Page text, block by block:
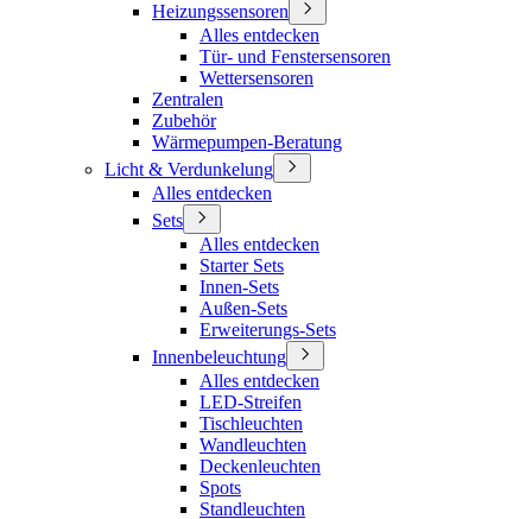
Heizungssensoren
Alles entdecken
Tür- und Fenstersensoren
Wettersensoren
Zentralen
Zubehör
Wärmepumpen-Beratung
Licht & Verdunkelung
Alles entdecken
Sets
Alles entdecken
Starter Sets
Innen-Sets
Außen-Sets
Erweiterungs-Sets
Innenbeleuchtung
Alles entdecken
LED-Streifen
Tischleuchten
Wandleuchten
Deckenleuchten
Spots
Standleuchten